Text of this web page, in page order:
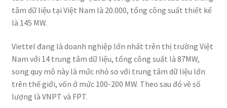
tâm dữ liệu tại Việt Nam là 20.000, tổng công suất thiết kế
là 145 MW.
Viettel đang là doanh nghiệp lớn nhất trên thị trường Việt
Nam với 14 trung tâm dữ liệu, tổng công suất là 87MW,
song quy mô này là mức nhỏ so với trung tâm dữ liệu lớn
trên thế giới, vốn ở mức 100-200 MW. Theo sau đó về số
lượng là VNPT và FPT.